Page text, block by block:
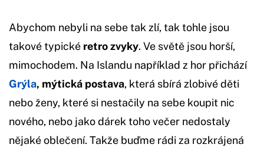
Abychom nebyli na sebe tak zlí, tak tohle jsou
takové typické retro zvyky. Ve světě jsou horší,
mimochodem. Na Islandu například z hor přichází
Grýla, mýtická postava, která sbírá zlobivé děti
nebo ženy, které si nestačily na sebe koupit nic
nového, nebo jako dárek toho večer nedostaly
nějaké oblečení. Takže buďme rádi za rozkrájená